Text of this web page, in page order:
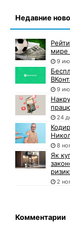
Недавние
мире
9
9
24
8
Як
2
Комментарии